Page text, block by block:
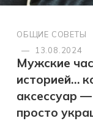
ОБЩИЕ СОВЕТЫ
—
13.08.2024
Мужские
историей…
аксессуар
просто